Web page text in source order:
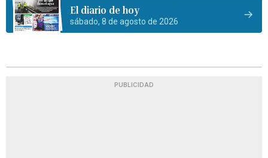
El diario de hoy
sábado, 8 de agosto de 2026
PUBLICIDAD